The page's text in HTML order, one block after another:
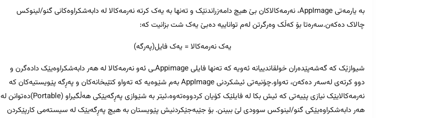
بە یارمەتی AppImage، نەرمەکالاکان بێ هیچ دامەزراندنێک و تەنها بە یەک کرتە نەرمەکالا لە دابەشکراوەکانی گنو/لینوکس
چالاک دەکەن.سەرەتا بۆ کەڵک وەرگرتن لەم تواناییە دەبێ یەک شت بزانیت کە:
یەک نەرمەکالا = یەک فایل(پەرگە)
شیوازێک کە گەشەپێدەران خولقاندییانە ئەویە کە تەنها فایلی Appimageـی ئەو نەرمەکالا لە هەر دابەشکراوەیێک دادەگرن و
دوو کرتەی لەسەر دەکەن، تەواو.چۆنیەتی ئیشکردنی AppImage بەم شێوەیە کە تەواو کتێبخانەکان و پەڕگە پێویستیەکان کە
نەرمەکالایێک نیازی پێیەتی کە ئیش بکا لە فایلێک کۆیان کردووەتەوە،ئیتر بە شێوازی پەڕگەیێکی هەڵگیراو (Portable)دەتوانن لە
هەر دابەشکراوەیێکی گنو/لینوکس سوودی لێ ببینن. بۆ جێبەجێکردنیش پێویستان بە هیچ پەڕگەیێک لە سیستەمی کارپێکردن